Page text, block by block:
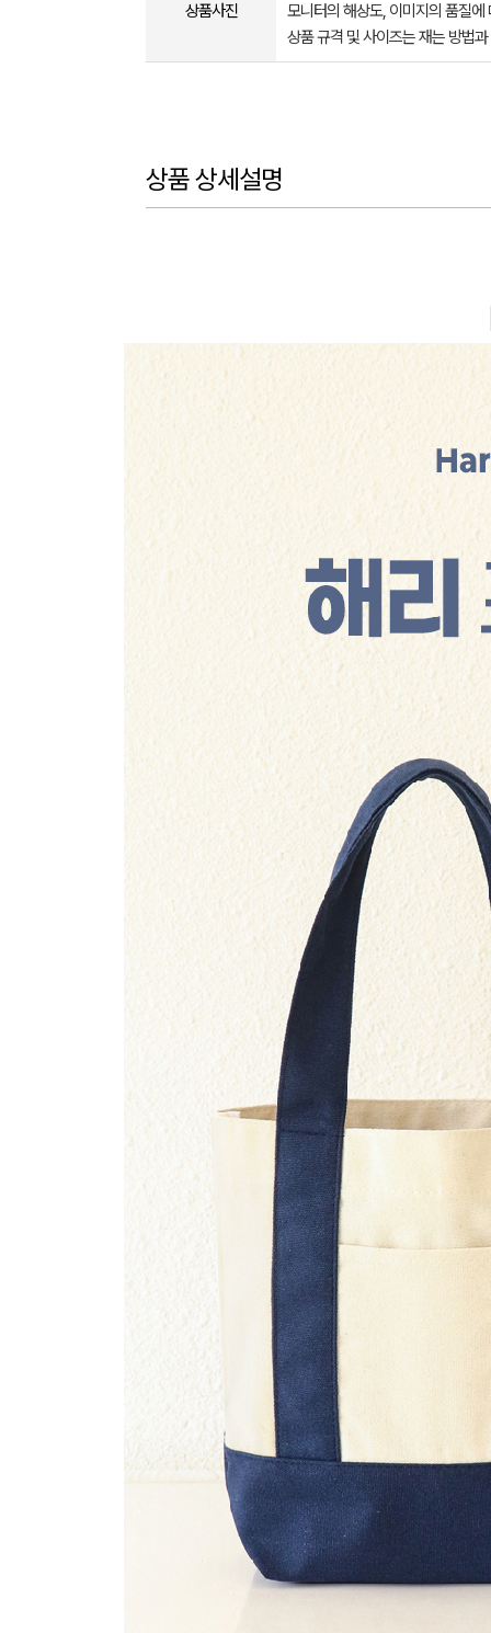
상품사진
모니터의 해상도, 이미지의 품질
상품 규격 및 사이즈는 재는 방법
상품 상세설명